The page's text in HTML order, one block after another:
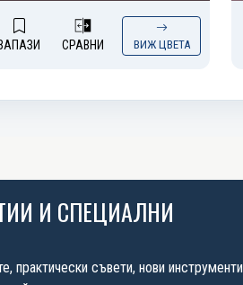
СРАВНИ ВИЖ ЦВЕТА
И СПЕЦИАЛНИ
практически съвети, нови инструменти